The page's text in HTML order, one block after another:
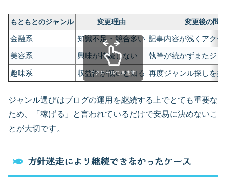
もともとのジャンル 変更理由 変更後の問
金融系 知識不足・競合多い 記事内容が浅くアク
美容系
興味が持続しない
執筆が続かずまたジ
趣味系
収益性が低いと知る 再度ジャンル探しを
スクロールできます
ジャンル選びはブログの運用を継続する上でとても重要な
ため、「稼げる」と言われているだけで安易に決めないこ
とが大切です。
方針迷走により継続できなかったケース